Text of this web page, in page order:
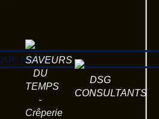
SAVEURS
DU
TEMPS
-
Crêperie
DSG
CONSULTANTS